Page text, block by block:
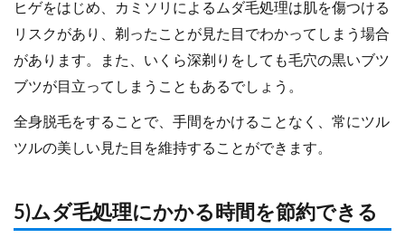
ヒゲをはじめ、カミソリによるムダ毛処理は肌を傷つける
リスクがあり、剃ったことが見た目でわかってしまう場合
があります。また、いくら深剃りをしても毛穴の黒いブツ
ブツが目立ってしまうこともあるでしょう。
全身脱毛をすることで、手間をかけることなく、常にツル
ツルの美しい見た目を維持することができます。
5)ムダ毛処理にかかる時間を節約できる